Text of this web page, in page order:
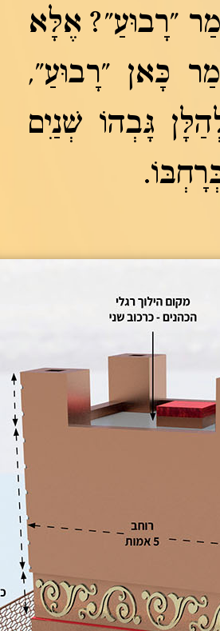
"רָבוּעַ"? אֶלָּא
כָּאן "רָבוּעַ",
גָּבְהוֹ שְׁנַיִם